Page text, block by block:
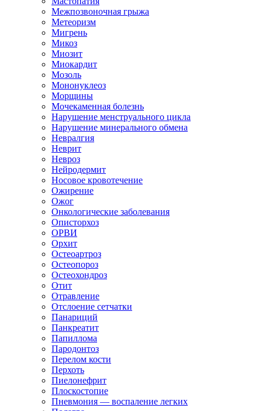
Межпозвоночная грыжа
Метеоризм
Мигрень
Микоз
Миозит
Миокардит
Мозоль
Мононуклеоз
Морщины
Мочекаменная болезнь
Нарушение менструального цикла
Нарушение минерального обмена
Невралгия
Неврит
Невроз
Нейродермит
Носовое кровотечение
Ожирение
Ожог
Онкологические заболевания
Описторхоз
ОРВИ
Орхит
Остеоартроз
Остеопороз
Остеохондроз
Отит
Отравление
Отслоение сетчатки
Панариций
Панкреатит
Папиллома
Пародонтоз
Перелом кости
Перхоть
Пиелонефрит
Плоскостопие
Пневмония — воспаление легких